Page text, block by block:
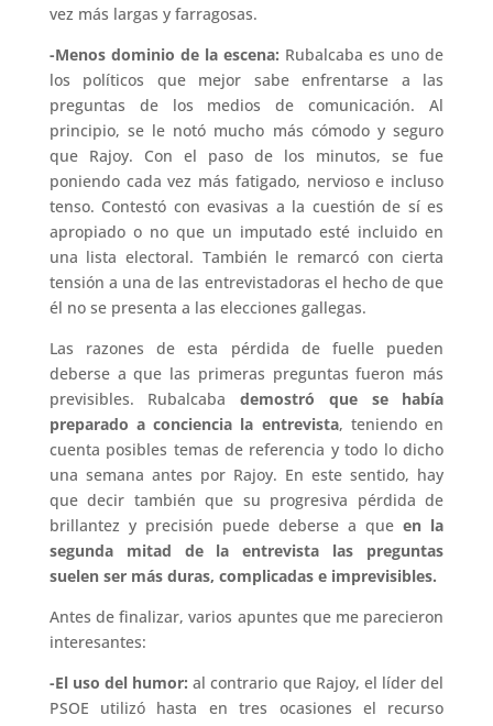
vez más largas y farragosas.
-Menos dominio de la escena: Rubalcaba es uno de
los políticos que mejor sabe enfrentarse a las
preguntas de los medios de comunicación. Al
principio, se le notó mucho más cómodo y seguro
que Rajoy. Con el paso de los minutos, se fue
poniendo cada vez más fatigado, nervioso e incluso
tenso. Contestó con evasivas a la cuestión de sí es
apropiado o no que un imputado esté incluido en
una lista electoral. También le remarcó con cierta
tensión a una de las entrevistadoras el hecho de que
él no se presenta a las elecciones gallegas.
Las razones de esta pérdida de fuelle pueden
deberse a que las primeras preguntas fueron más
previsibles. Rubalcabademostró que se había
preparado a conciencia la entrevista, teniendo en
cuenta posibles temas de referencia y todo lo dicho
una semana antes por Rajoy. En este sentido, hay
que decir también que su progresiva pérdida de
brillantez y precisión puede deberse a queen la
segunda mitad de la entrevista las preguntas
suelen ser más duras, complicadas e imprevisibles.
Antes de finalizar, varios apuntes que me parecieron
interesantes:
-El uso del humor: al contrario que Rajoy, el líder del
PSOE utilizó hasta en tres ocasiones el recurso